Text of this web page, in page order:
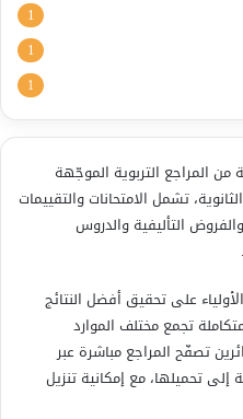
1
1
1
المراجع التربوية الموجّهة
تشمل الامتحانات والتقييمات
التأليفية والدروس
على تحقيق أفضل النتائج
تجمع مختلف الموارد
تصفّح المراجع مباشرة عبر
إلى تحميلها، مع إمكانية تنزيل